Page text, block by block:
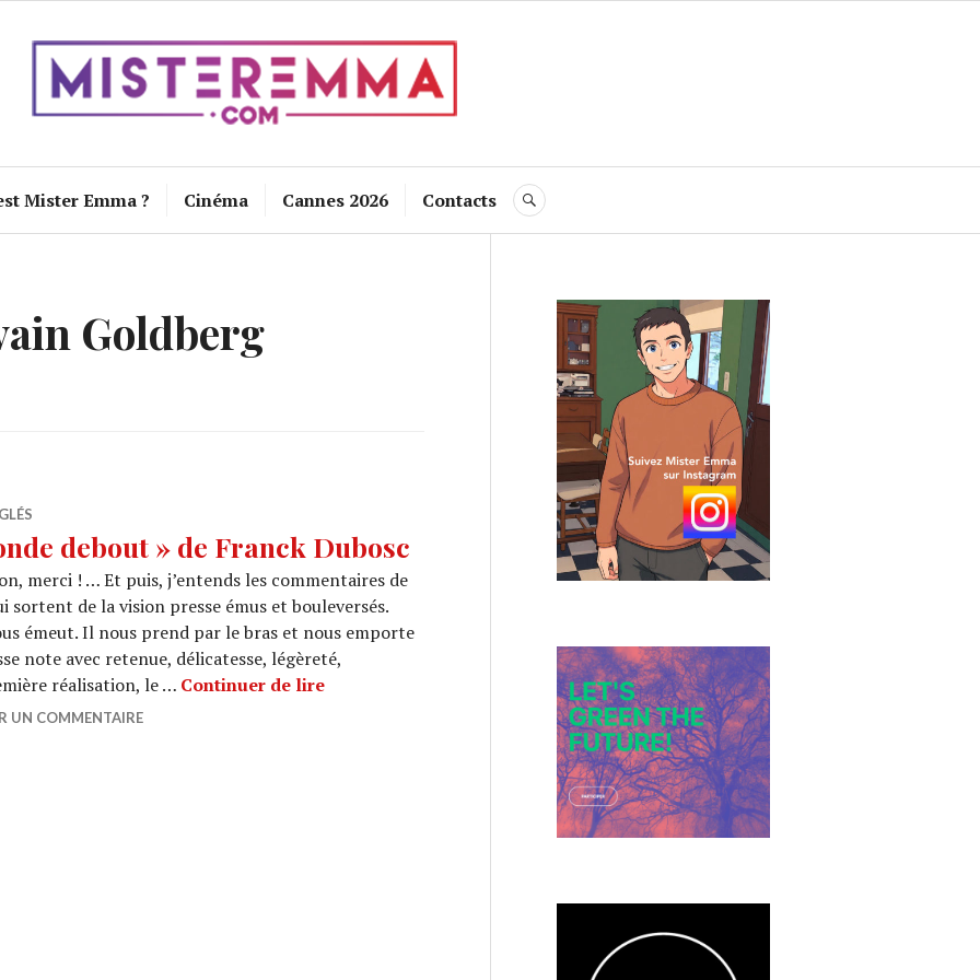
Mister Emma ? Cinéma Cannes 2026 Contacts RECHERCHE
Goldberg
debout » de Franck Dubosc
merci ! … Et puis, j’entends les commentaires de
sortent de la vision presse émus et bouleversés.
émeut. Il nous prend par le bras et nous emporte
note avec retenue, délicatesse, légèreté,
réalisation, le … Continuer de lireCINEMA : « Tout le monde debout » de Franck Dubosc
UN COMMENTAIRE